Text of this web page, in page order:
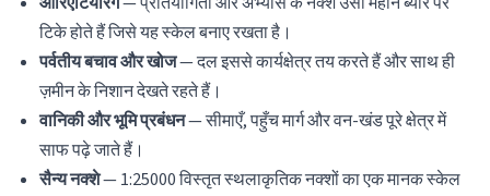
टिके होते हैं जिसे यह स्केल बनाए रखता है।
पर्वतीय बचाव और खोज— दल इससे कार्यक्षेत्र तय करते हैं और साथ ही
ज़मीन के निशान देखते रहते हैं।
वानिकी और भूमि प्रबंधन— सीमाएँ, पहुँच मार्ग और वन-खंड पूरे क्षेत्र में
साफ पढ़े जाते हैं।
सैन्य नक्शे— 1:25000 विस्तृत स्थलाकृतिक नक्शों का एक मानक स्केल